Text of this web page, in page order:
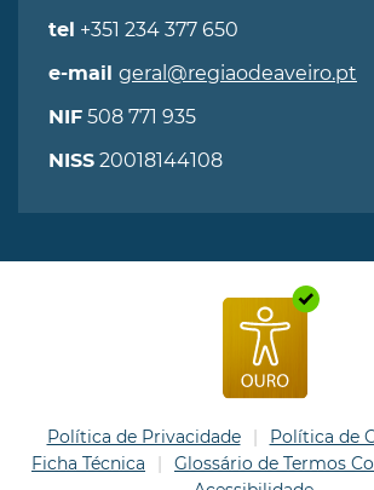
tel +351 234 377 650
e-mail geral@regiaodeaveiro.pt
NIF 508 771 935
NISS 20018144108
Política de Privacidade
Política de
Ficha Técnica
Glossário de Termos